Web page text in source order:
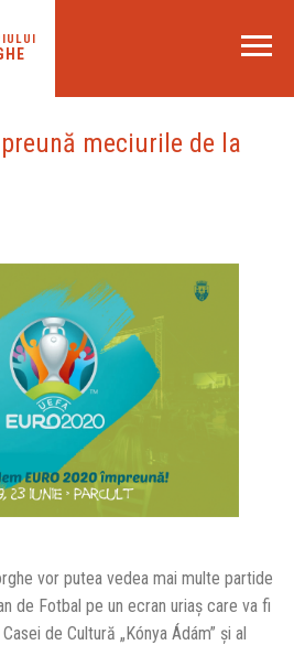
meciurile de la
vor putea vedea mai multe partide
de Fotbal pe un ecran uriaş care va fi
de Cultură „Kónya Ádám” şi al